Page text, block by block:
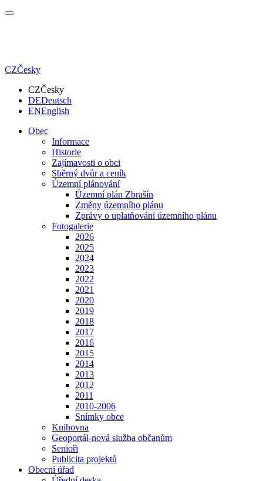
CZČesky
CZČesky
DEDeutsch
ENEnglish
Obec
Informace
Historie
Zajímavosti o obci
Sběrný dvůr a ceník
Územní plánování
Územní plán Zbrašín
Změny územního plánu
Zprávy o uplatňování územního plánu
Fotogalerie
2026
2025
2024
2023
2022
2021
2020
2019
2018
2017
2016
2015
2014
2013
2012
2011
2010-2006
Snímky obce
Knihovna
Geoportál-nová služba občanům
Senioři
Publicita projektů
Obecní úřad